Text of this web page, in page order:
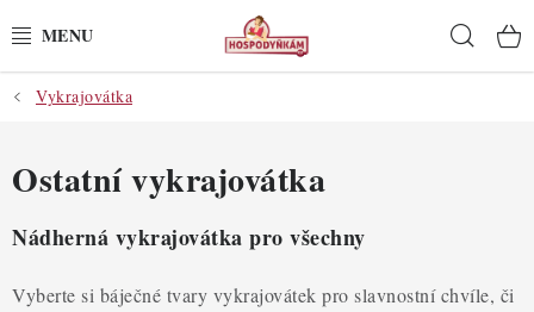
na
POTŘEBY
POMŮCKY
SUROVINY
DEKORACE
Vykrajovátka
Ostatní vykrajovátka
Nádherná vykrajovátka pro všechny
Vyberte si báječné tvary vykrajovátek pro slavnostní chvíle, či